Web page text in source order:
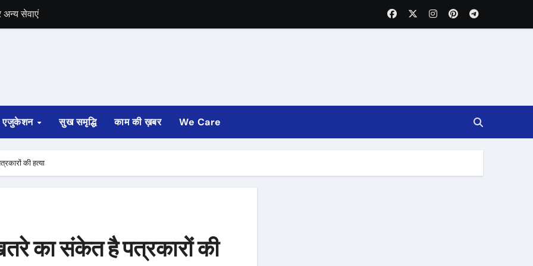
चुनाव की घोषणा
साफ
तक होगी
एजुकेशन सुख समृद्धि काम की ख़बर We Care
की हत्या
का संकेत है पत्रकारों की